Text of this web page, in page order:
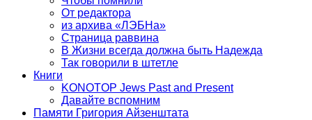
От редактора
из архива «ЛЭБНа»
Страница раввина
В Жизни всегда должна быть Надежда
Так говорили в штетле
Книги
KONOTOP Jews Past and Present
Давайте вспомним
Памяти Григория Айзенштата